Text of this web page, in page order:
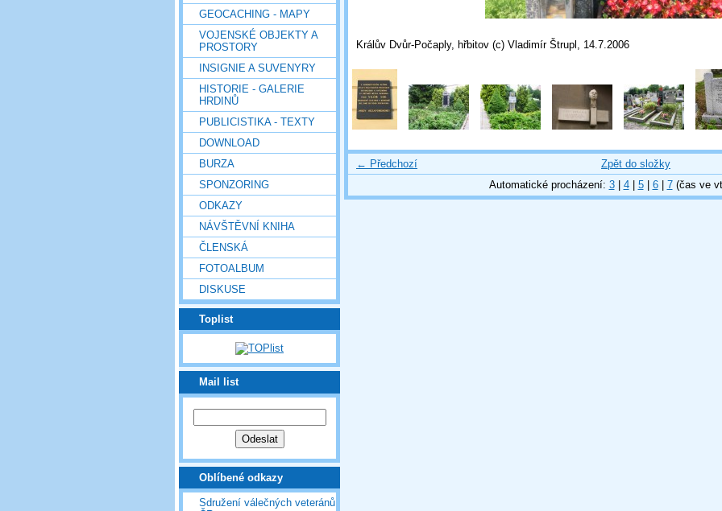
GEOCACHING - MAPY
VOJENSKÉ OBJEKTY A
PROSTORY
INSIGNIE A SUVENYRY
HISTORIE - GALERIE
HRDINŮ
PUBLICISTIKA - TEXTY
DOWNLOAD
BURZA
SPONZORING
ODKAZY
NÁVŠTĚVNÍ KNIHA
ČLENSKÁ
FOTOALBUM
DISKUSE
Toplist
Mail list
Oblíbené odkazy
Sdružení válečných veteránů
Králův Dvůr-Počaply, hřbitov (c) Vladimír Štrupl, 14.7.2006
← Předchozí
Zpět do složky
Automatické procházení: 3| 4| 5| 6| 7(čas ve